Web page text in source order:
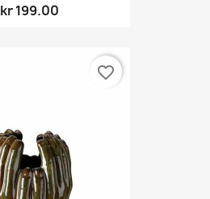
kr 199.00
favorite_border